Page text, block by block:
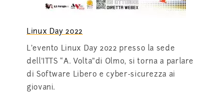
Linux Day 2022
L’evento Linux Day 2022 presso la sede
dell’ITTS “A. Volta”di Olmo, si torna a parlare
di Software Libero e cyber-sicurezza ai
giovani.